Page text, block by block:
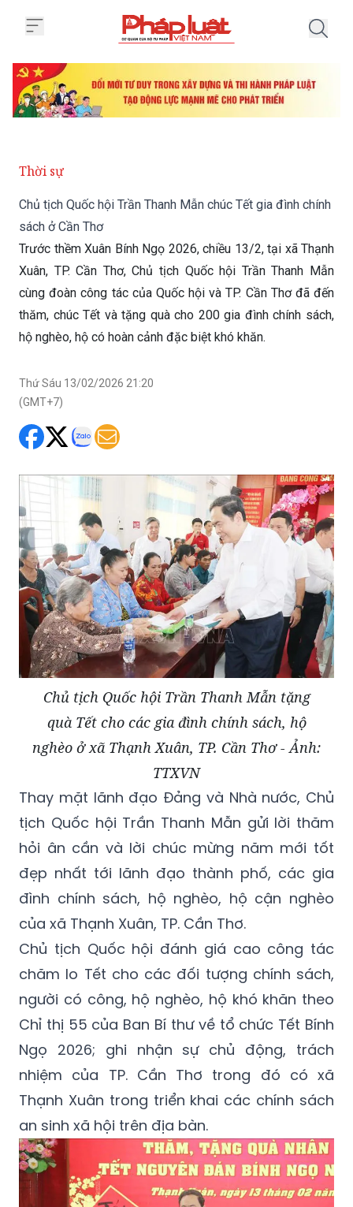
Thời sự
Chủ tịch Quốc hội Trần Thanh Mẫn chúc Tết gia đình chính
sách ở Cần Thơ
Trước thềm Xuân Bính Ngọ 2026, chiều 13/2, tại xã Thạnh
Xuân, TP. Cần Thơ, Chủ tịch Quốc hội Trần Thanh Mẫn
cùng đoàn công tác của Quốc hội và TP. Cần Thơ đã đến
thăm, chúc Tết và tặng quà cho 200 gia đình chính sách,
hộ nghèo, hộ có hoàn cảnh đặc biệt khó khăn.
Thứ Sáu 13/02/2026 21:20
(GMT+7)
Chủ tịch Quốc hội Trần Thanh Mẫn tặng
quà Tết cho các gia đình chính sách, hộ
nghèo ở xã Thạnh Xuân, TP. Cần Thơ - Ảnh:
TTXVN
Thay mặt lãnh đạo Đảng và Nhà nước, Chủ
tịch Quốc hội Trần Thanh Mẫn gửi lời thăm
hỏi ân cần và lời chúc mừng năm mới tốt
đẹp nhất tới lãnh đạo thành phố, các gia
đình chính sách, hộ nghèo, hộ cận nghèo
của xã Thạnh Xuân, TP. Cần Thơ.
Chủ tịch Quốc hội đánh giá cao công tác
chăm lo Tết cho các đối tượng chính sách,
người có công, hộ nghèo, hộ khó khăn theo
Chỉ thị 55 của Ban Bí thư về tổ chức Tết Bính
Ngọ 2026; ghi nhận sự chủ động, trách
nhiệm của TP. Cần Thơ trong đó có xã
Thạnh Xuân trong triển khai các chính sách
an sinh xã hội trên địa bàn.